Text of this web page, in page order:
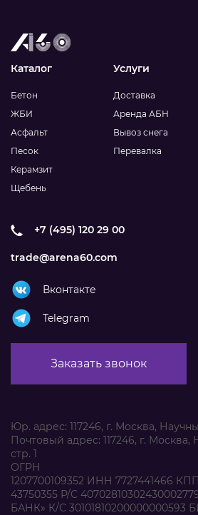
Каталог
Бетон
ЖБИ
Асфальт
Песок
Керамзит
Щебень
Услуги
Доставка
Аренда АБН
Вывоз снега
Перевалка
+7 (495) 120 29 00
trade@arena60.com
Вконтакте
Telegram
Заказать звонок
Юр. адрес: 117246, г. Москва,
Почтовый адрес: 117246, г. Москва,
стр. 1
ОГРН
1207700109352 ИНН 7727441466
43750355 Р/С
БАНК» К/С 30101810200000000593